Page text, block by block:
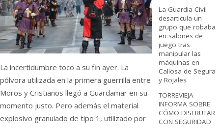
La incertidumbre toco a su fin ayer. La
pólvora utilizada en la primera guerrilla entre
Moros y Cristianos llegó a Guardamar en su
momento justo. Pero además el material
explosivo granulado de tipo 1, utilizado por
La Guardia Civil
desarticula un
grupo que robaba
en salones de
juego tras
manipular las
máquinas en
Callosa de Segura
y Rojales
TORREVIEJA
INFORMA SOBRE
CÓMO DISFRUTAR
CON SEGURIDAD